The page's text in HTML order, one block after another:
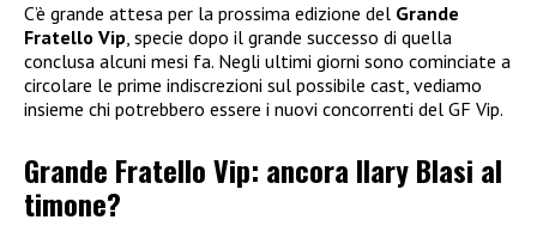
C’è grande attesa per la prossima edizione del Grande
Fratello Vip, specie dopo il grande successo di quella
conclusa alcuni mesi fa. Negli ultimi giorni sono cominciate a
circolare le prime indiscrezioni sul possibile cast, vediamo
insieme chi potrebbero essere i nuovi concorrenti del GF Vip.
Grande Fratello Vip: ancora Ilary Blasi al
timone?